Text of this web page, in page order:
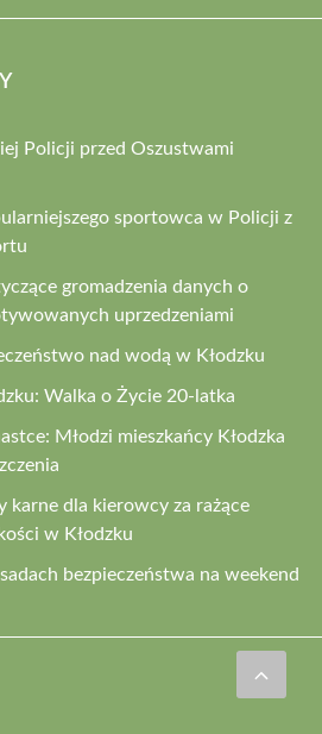
Policji przed Oszustwami
sportowca w Policji z
gromadzenia danych o
uprzedzeniami
nad wodą w Kłodzku
Walka o Życie 20-latka
Młodzi mieszkańcy Kłodzka
karne dla kierowcy za rażące
w Kłodzku
bezpieczeństwa na weekend